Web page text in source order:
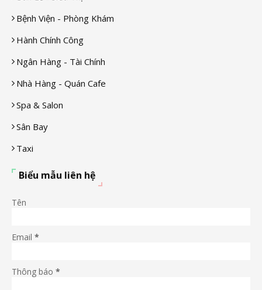
Bệnh Viện - Phòng Khám
Hành Chính Công
Ngân Hàng - Tài Chính
Nhà Hàng - Quán Cafe
Spa & Salon
Sân Bay
Taxi
Biểu mẫu liên hệ
Tên
Email *
Thông báo *